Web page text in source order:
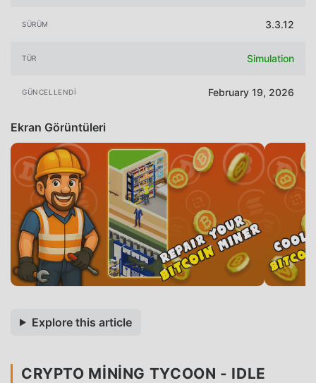
SÜRÜM 3.3.12
TÜR Simulation
GÜNCELLENDI February 19, 2026
Ekran Görüntüleri
Explore this article
CRYPTO MINING TYCOON - IDLE